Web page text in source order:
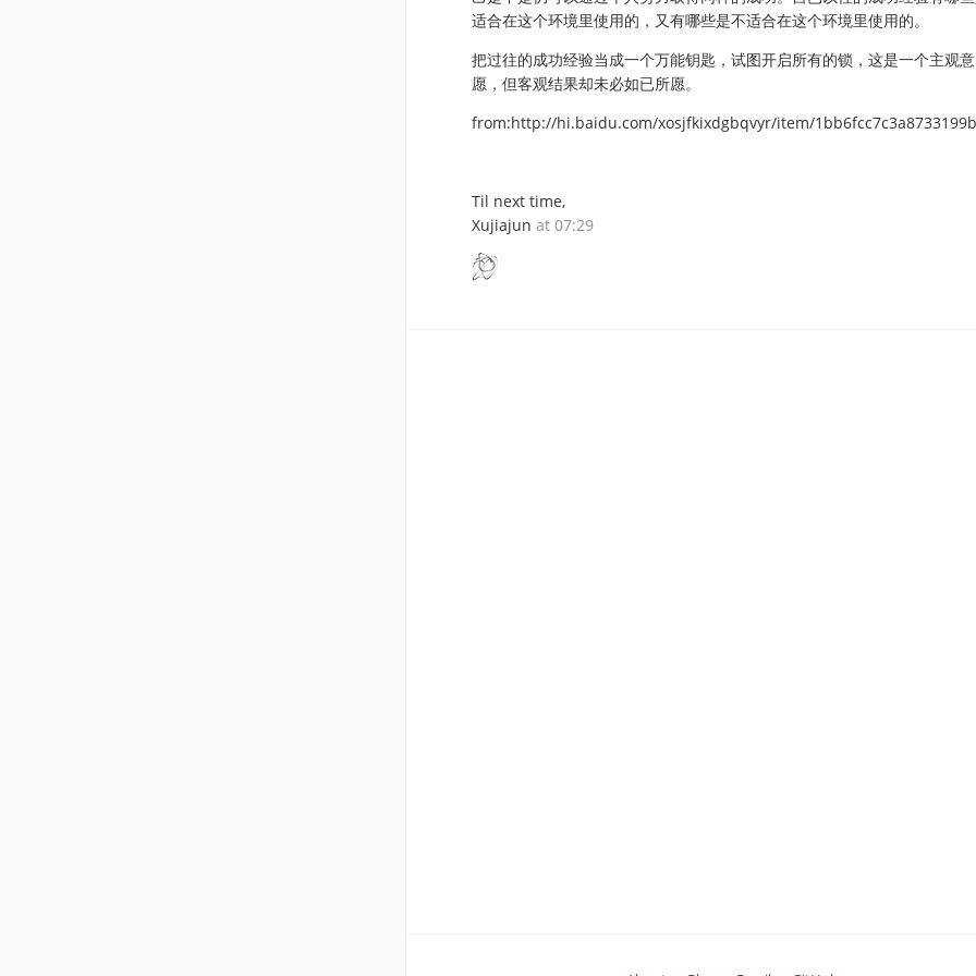
适合在这个环境里使用的，又有哪些是不适合在这个环境里使用的。
把过往的成功经验当成一个万能钥匙，试图开启所有的锁，这是一个主观意
愿，但客观结果却未必如已所愿。
from:http://hi.baidu.com/xosjfkixdgbqvyr/item/
Til next time,
Xujiajun at 07:29